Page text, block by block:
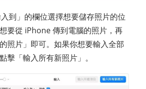
到」的欄位選擇想要儲存照片的位
要從 iPhone 傳到電腦的照片，再
照片」即可。如果你想要輸入全部
擊「輸入所有新照片」。